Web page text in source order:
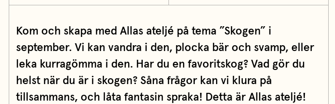
Kom och skapa med Allas ateljé på tema ”Skogen” i
september. Vi kan vandra i den, plocka bär och svamp, eller
leka kurragömma i den. Har du en favoritskog? Vad gör du
helst när du är i skogen? Såna frågor kan vi klura på
tillsammans, och låta fantasin spraka! Detta är Allas ateljé!